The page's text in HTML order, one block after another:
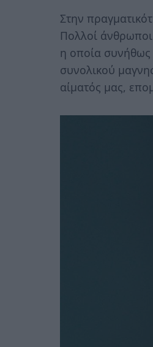
Στην
Πολλοί άνθρωποι
η οποία συνήθως
συνολικού
αίματός μας,